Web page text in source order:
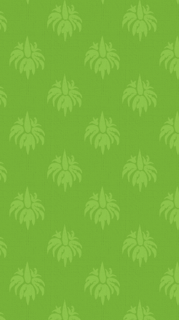
és 10 percre
tesszük, majd
díszítjük. Én
jó
dkg dióból
a dió
rusztikusan
a másik részét
Száraz
összesütjük,